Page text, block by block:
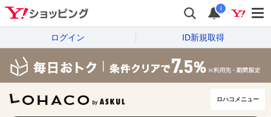
i
ログイン ID新規取得
ロハコメニュー